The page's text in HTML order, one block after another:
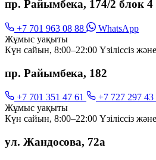
пр. Райымбека, 174/2 блок 4
+7 701 963 08 88
WhatsApp
Жұмыс уақыты
Күн сайын, 8:00–22:00 Үзіліссіз
пр. Райымбека, 182
+7 701 351 47 61 +7 727 297 43
Жұмыс уақыты
Күн сайын, 8:00–22:00 Үзіліссіз
ул. Жандосова, 72а